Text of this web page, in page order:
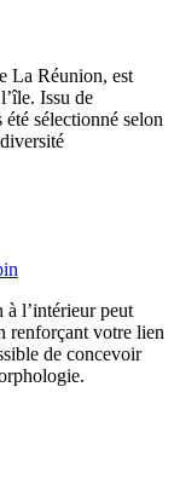
La Réunion, est
Issu de
sélectionné selon
l’intérieur peut
renforçant votre lien
de concevoir